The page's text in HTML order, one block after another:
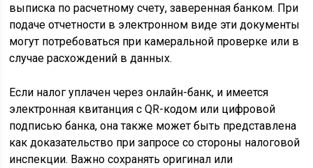
выписка по расчетному счету, заверенная банком. При
подаче отчетности в электронном виде эти документы
могут потребоваться при камеральной проверке или в
случае расхождений в данных.
Если налог уплачен через онлайн-банк, и имеется
электронная квитанция с QR-кодом или цифровой
подписью банка, она также может быть представлена
как доказательство при запросе со стороны налоговой
инспекции. Важно сохранять оригинал или